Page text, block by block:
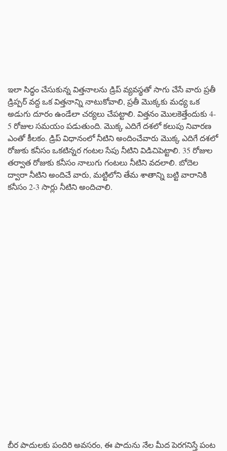
ఇలా సిద్ధం చేసుకున్న విత్తనాలను డ్రిప్ వ్యవస్థతో సాగు చేసే వారు ప్రతీ
డ్రిప్పర్ వద్ద ఒక విత్తనాన్ని నాటుకోవాలి, ప్రతీ మొక్కకు మధ్య ఒక
అడుగు దూరం ఉండేలా చర్యలు చేపట్టాలి. విత్తనం మొలకెత్తేందుకు 4-
5 రోజుల సమయం పడుతుంది. మొక్క ఎదిగే దశలో కలుపు నివారణ
ఎంతో కీలకం. డ్రిప్ విధానంలో నీటిని అందించేవారు మొక్క ఎదిగే దశలో
రోజుకు కనీసం ఒకటిన్నర గంటల సేపు నీటిని విడిచిపెట్టాలి. 35 రోజుల
తర్వాత రోజుకు కనీసం నాలుగు గంటలు నీటిని వదలాలి. బోదెల
ద్వారా నీటిని అందిచే వారు, మట్టిలోని తేమ శాతాన్ని బట్టి వారానికి
కనీసం 2-3 సార్లు నీటిని అందిచాలి.
బీర పాదులకు పందిరి అవసరం, ఈ పాదును నేల మీద పెరగనిస్తే పంట